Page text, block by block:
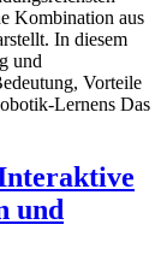
Kombination aus
In diesem
und
Vorteile
Lernens Das
und